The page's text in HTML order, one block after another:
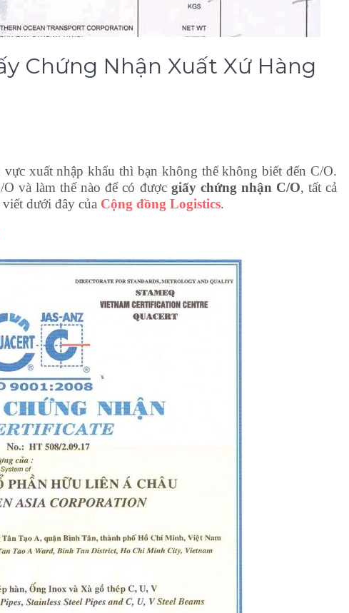
Chứng Nhận Xuất Xứ Hàng
xuất nhập khẩu thì bạn không thể không biết đến C/O.
O và làm thế nào để có được giấy chứng nhận C/O, tất cả
dưới đây của Cộng đồng Logistics.